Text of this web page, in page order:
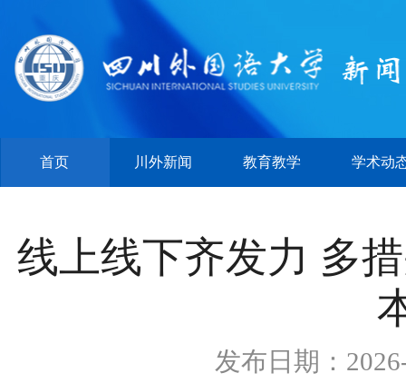
首页 川外新闻 教育教学 学术动
线上线下齐发力 多
发布日期：